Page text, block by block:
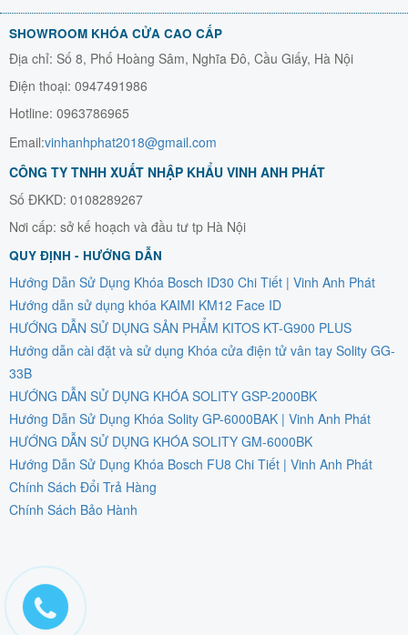
SHOWROOM KHÓA CỬA CAO CẤP
Địa chỉ: Số 8, Phố Hoàng Sâm, Nghĩa Đô, Cầu Giấy, Hà Nội
Điện thoại: 0947491986
Hotline: 0963786965
Email:vinhanhphat2018@gmail.com
CÔNG TY TNHH XUẤT NHẬP KHẨU VINH ANH PHÁT
Số ĐKKD: 0108289267
Nơi cấp: sở kế hoạch và đầu tư tp Hà Nội
QUY ĐỊNH - HƯỚNG DẪN
Hướng Dẫn Sử Dụng Khóa Bosch ID30 Chi Tiết | Vinh Anh Phát
Hướng dẫn sử dụng khóa KAIMI KM12 Face ID
HƯỚNG DẪN SỬ DỤNG SẢN PHẨM KITOS KT-G900 PLUS
Hướng dẫn cài đặt và sử dụng Khóa cửa điện tử vân tay Solity GG-
33B
HƯỚNG DẪN SỬ DỤNG KHÓA SOLITY GSP-2000BK
Hướng Dẫn Sử Dụng Khóa Solity GP-6000BAK | Vinh Anh Phát
HƯỚNG DẪN SỬ DỤNG KHÓA SOLITY GM-6000BK
Hướng Dẫn Sử Dụng Khóa Bosch FU8 Chi Tiết | Vinh Anh Phát
Chính Sách Đổi Trả Hàng
Chính Sách Bảo Hành